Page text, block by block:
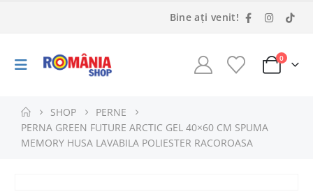
Bine ați venit!
0
SHOP
PERNE
PERNA GREEN FUTURE ARCTIC GEL 40×60 CM SPUMA
MEMORY HUSA LAVABILA POLIESTER RACOROASA